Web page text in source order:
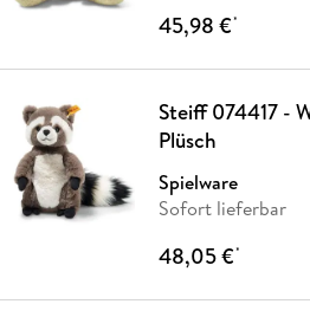
45,98 €*
Steiff 074417 -
Plüsch
Spielware
Sofort lieferbar
48,05 €*